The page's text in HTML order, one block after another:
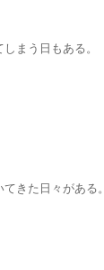
まう日もある。
きた日々がある。